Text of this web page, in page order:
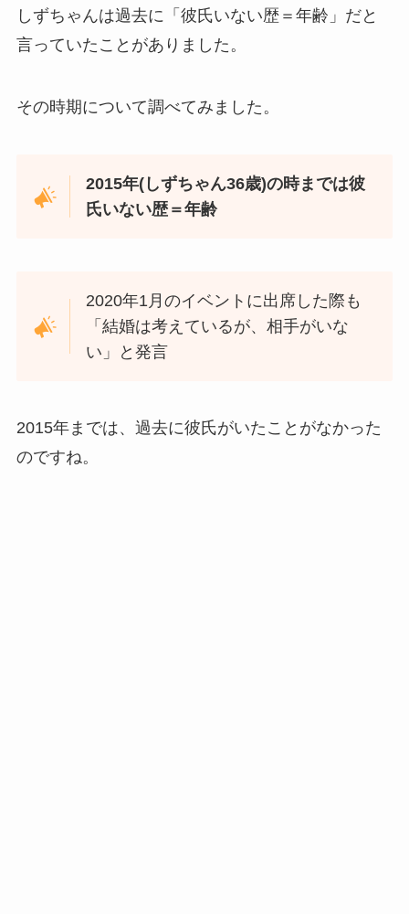
しずちゃんは過去に「彼氏いない歴＝年齢」だと
言っていたことがありました。
その時期について調べてみました。
2015年(しずちゃん36歳)の時までは彼
氏いない歴＝年齢
2020年1月のイベントに出席した際も
「結婚は考えているが、相手がいな
い」と発言
2015年までは、過去に彼氏がいたことがなかった
のですね。